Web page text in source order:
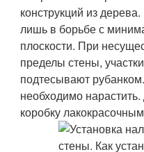
конструкций из
лишь в борьбе с
плоскости. При
пределы стены,
подтесывают
необходимо
коробку